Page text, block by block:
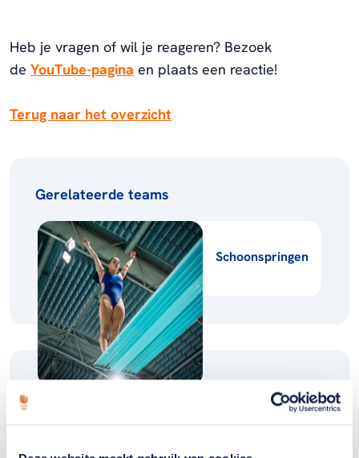
Heb je vragen of wil je reageren? Bezoek
de YouTube-pagina en plaats een reactie!
Terug naar het overzicht
Gerelateerde teams
Schoonspringen
Gerelateerde sporters deelnemersfinder